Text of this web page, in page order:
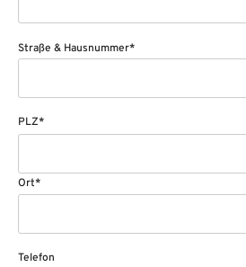
Straße & Hausnummer*
PLZ*
Ort*
Telefon